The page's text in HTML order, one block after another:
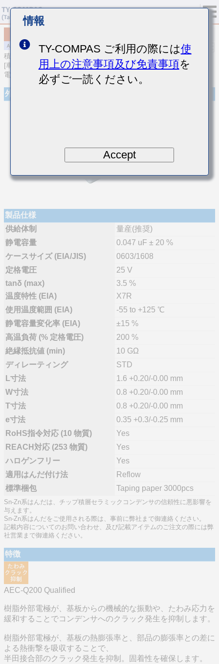
積層セラミックコンデンサ
[車載パワートレイン/セーフティ用 (AEC-Q200 Qualified) 樹脂外部
電極品積層セラミックコンデンサ(高誘電率系)]
外観
製品仕様
供給体制
量産(推奨)
静電容量
0.047 uF ± 20 %
ケースサイズ (EIA/JIS)
0603/1608
定格電圧
25 V
tanδ (max)
3.5 %
温度特性 (EIA)
X7R
使用温度範囲 (EIA)
-55 to +125 ℃
静電容量変化率 (EIA)
±15 %
高温負荷 (% 定格電圧)
200 %
絶縁抵抗値 (min)
10 GΩ
ディレーティング
STD
L寸法
1.6 +0.20/-0.00 mm
W寸法
0.8 +0.20/-0.00 mm
T寸法
0.8 +0.20/-0.00 mm
e寸法
0.35 +0.3/-0.25 mm
RoHS指令対応 (10 物質)
Yes
REACH対応 (253 物質)
Yes
ハロゲンフリー
Yes
適用はんだ付け法
Reflow
標準梱包
Taping paper 3000pcs
Sn-Zn系はんだは、チップ積層セラミックコンデンサの信頼性に悪影響を
与えます。
Sn-Zn系はんだをご使用される際は、事前に弊社まで御連絡ください。
記載内容についてのお問い合わせ、及び記載アイテムのご注文の際には弊
社営業まで御連絡ください。
特徴
AEC-Q200 Qualified
樹脂外部電極が、基板からの機械的な振動や、たわみ応力を
緩和することでコンデンサへのクラック発生を抑制します。
樹脂外部電極が、基板の熱膨張率と、部品の膨張率との差に
よる熱衝撃を吸収することで、
半田接合部のクラック発生を抑制。固着性を確保します。
情報
TY-COMPAS ご利用の際には使
用上の注意事項及び免責事項を
必ずご一読ください。
Accept